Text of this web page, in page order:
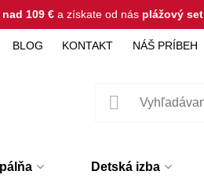
nad 109 €a získate od nás plážový set
BLOG KONTAKT NÁŠ PRÍBEH
Detská izba